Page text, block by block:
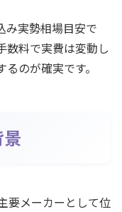
み実勢相場目安で
数料で実費は変動し
のが確実です。
要メーカーとして位